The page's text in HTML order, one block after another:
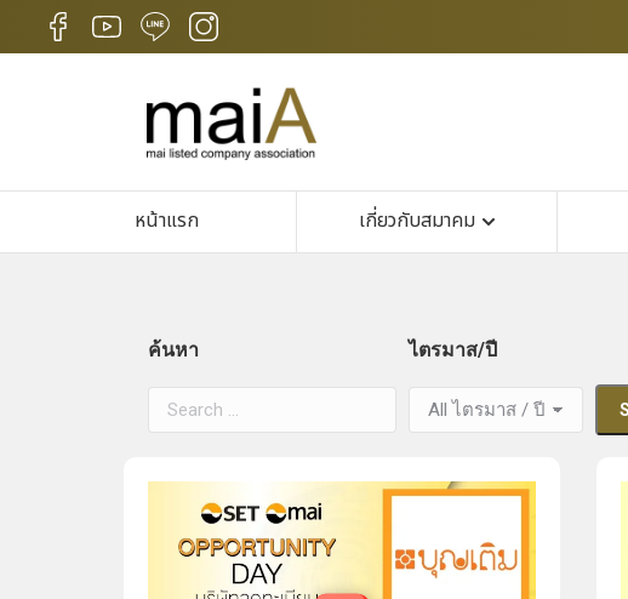
หน้าแรก เกี่ยวกับสมาคม
ค้นหา ไตรมาส/ปี